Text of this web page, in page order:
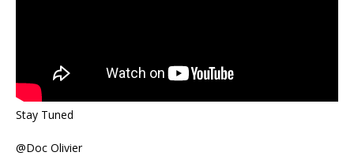
Stay Tuned
@Doc Olivier